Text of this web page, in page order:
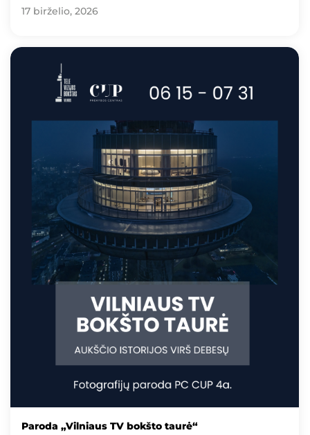
17 birželio, 2026
Paroda „Vilniaus TV bokšto taurė“